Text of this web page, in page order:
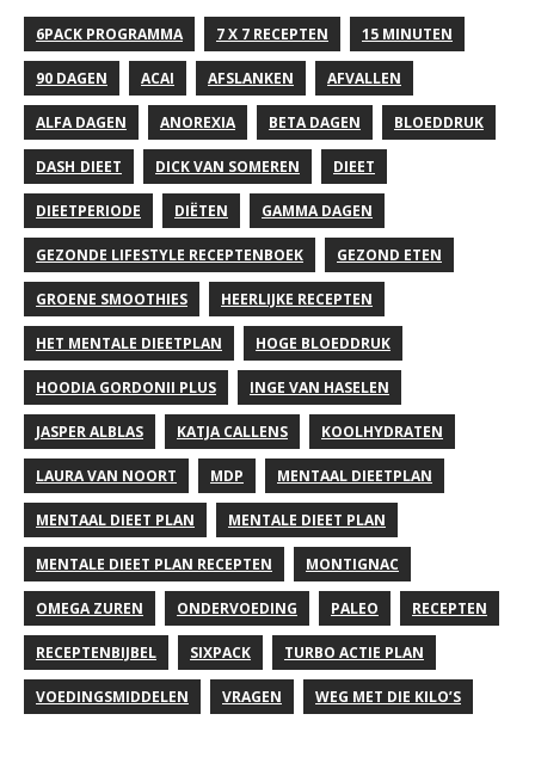
6PACK PROGRAMMA 7 X 7 RECEPTEN 15 MINUTEN
90 DAGEN ACAI AFSLANKEN AFVALLEN
ALFA DAGEN ANOREXIA BETA DAGEN BLOEDDRUK
DASH DIEET DICK VAN SOMEREN DIEET
DIEETPERIODE DIËTEN GAMMA DAGEN
GEZONDE LIFESTYLE RECEPTENBOEK GEZOND ETEN
GROENE SMOOTHIES HEERLIJKE RECEPTEN
HET MENTALE DIEETPLAN HOGE BLOEDDRUK
HOODIA GORDONII PLUS INGE VAN HASELEN
JASPER ALBLAS KATJA CALLENS KOOLHYDRATEN
LAURA VAN NOORT MDP MENTAAL DIEETPLAN
MENTAAL DIEET PLAN MENTALE DIEET PLAN
MENTALE DIEET PLAN RECEPTEN MONTIGNAC
OMEGA ZUREN ONDERVOEDING PALEO RECEPTEN
RECEPTENBIJBEL SIXPACK TURBO ACTIE PLAN
VOEDINGSMIDDELEN VRAGEN WEG MET DIE KILO’S